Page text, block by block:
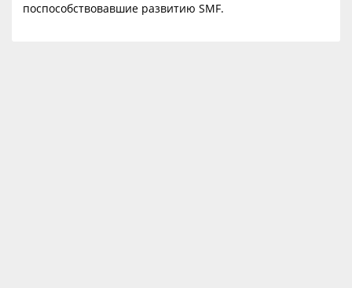
поспособствовавшие развитию SMF.